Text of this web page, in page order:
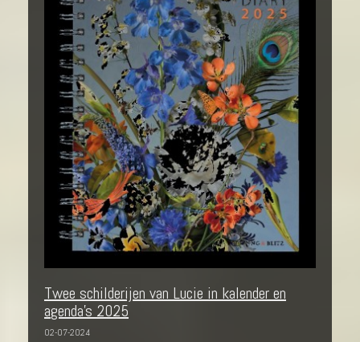
Twee schilderijen van Lucie in kalender en
agenda's 2025
02-07-2024